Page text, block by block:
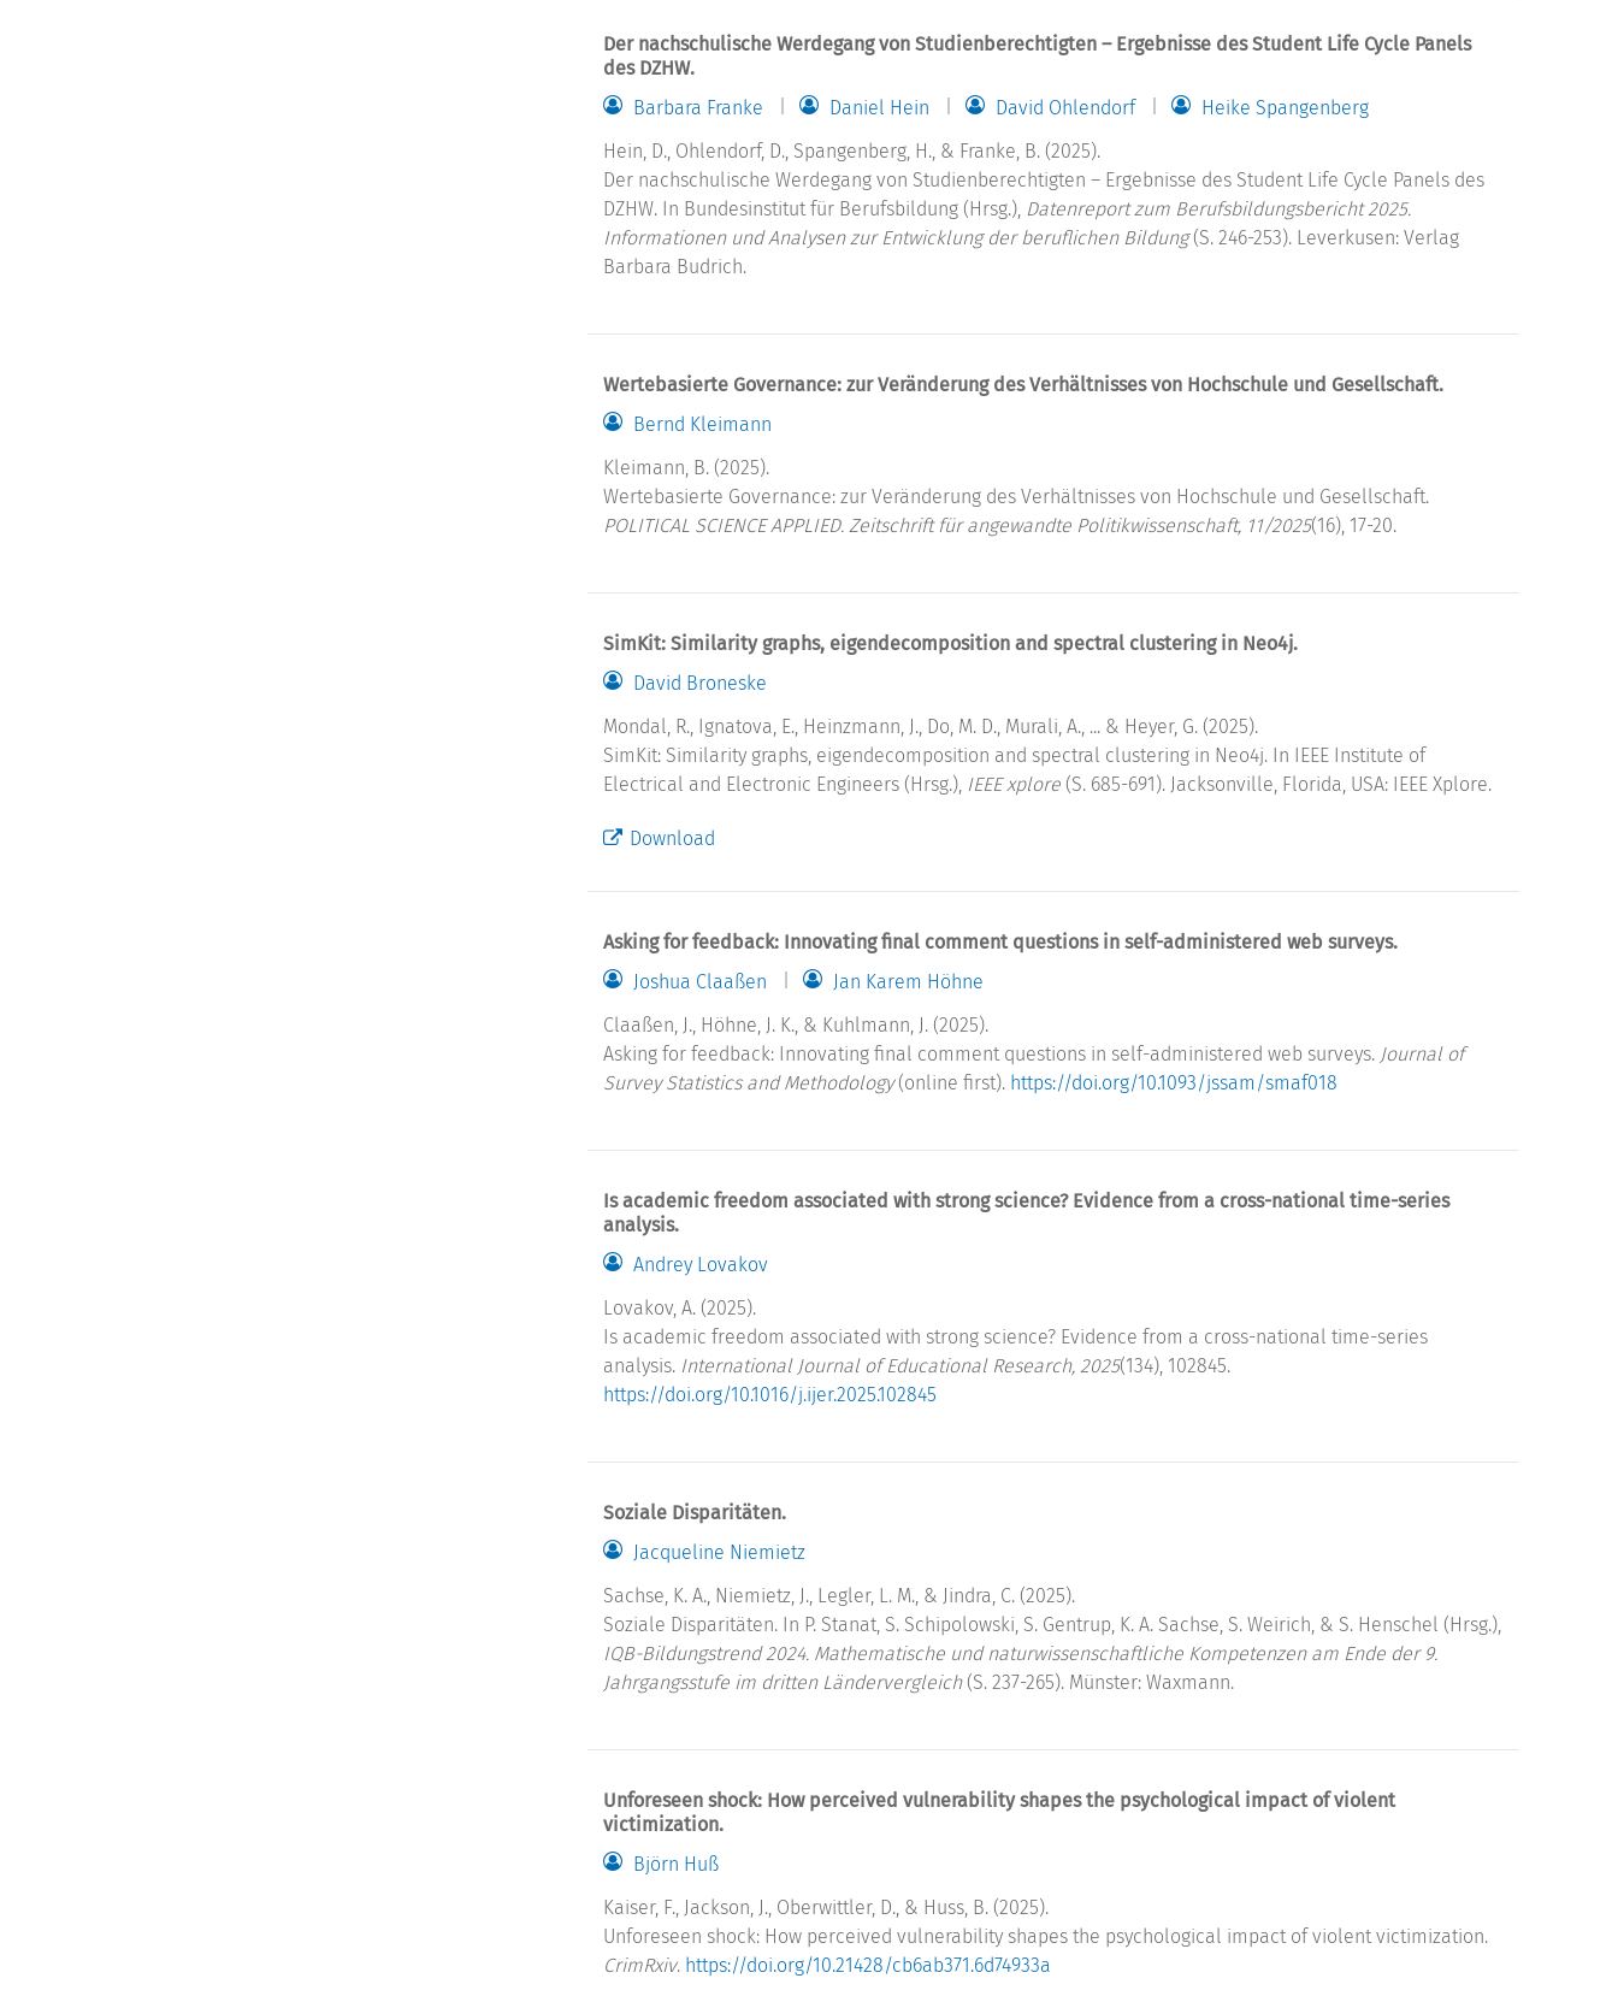
Der nachschulische Werdegang von Studienberechtigten – Ergebnisse des Student Life Cycle Panels
des DZHW.
Barbara Franke
Daniel Hein David Ohlendorf
Heike Spangenberg
Hein, D., Ohlendorf, D., Spangenberg, H., & Franke, B. (2025).
Der nachschulische Werdegang von Studienberechtigten – Ergebnisse des Student Life Cycle Panels des
DZHW. In Bundesinstitut für Berufsbildung (Hrsg.), Datenreport zum Berufsbildungsbericht 2025.
Informationen und Analysen zur Entwicklung der beruflichen Bildung(S. 246-253). Leverkusen: Verlag
Barbara Budrich.
Wertebasierte Governance: zur Veränderung des Verhältnisses von Hochschule und Gesellschaft.
Bernd Kleimann
Kleimann, B. (2025).
Wertebasierte Governance: zur Veränderung des Verhältnisses von Hochschule und Gesellschaft.
POLITICAL SCIENCE APPLIED. Zeitschrift für angewandte Politikwissenschaft, 11/2025(16), 17-20.
SimKit: Similarity graphs, eigendecomposition and spectral clustering in Neo4j.
David Broneske
Mondal, R., Ignatova, E., Heinzmann, J., Do, M. D., Murali, A., ... & Heyer, G. (2025).
SimKit: Similarity graphs, eigendecomposition and spectral clustering in Neo4j. In IEEE Institute of
Electrical and Electronic Engineers (Hrsg.), IEEE xplore (S. 685-691). Jacksonville, Florida, USA: IEEE Xplore.
Download
Asking for feedback: Innovating final comment questions in self-administered web surveys.
Joshua Claaßen
Jan Karem Höhne
Claaßen, J., Höhne, J. K., & Kuhlmann, J. (2025).
Asking for feedback: Innovating final comment questions in self-administered web surveys. Journal of
Survey Statistics and Methodology(online first). https://doi.org/10.1093/jssam/smaf018
Is academic freedom associated with strong science? Evidence from a cross-national time-series
analysis.
Andrey Lovakov
Lovakov, A. (2025).
Is academic freedom associated with strong science? Evidence from a cross-national time-series
analysis. International Journal of Educational Research, 2025(134), 102845.
https://doi.org/10.1016/j.ijer.2025.102845
Soziale Disparitäten.
Jacqueline Niemietz
Sachse, K. A., Niemietz, J., Legler, L. M., & Jindra, C. (2025).
Soziale Disparitäten. In P. Stanat, S. Schipolowski, S. Gentrup, K. A. Sachse, S. Weirich, & S. Henschel (Hrsg.),
IQB-Bildungstrend 2024. Mathematische und naturwissenschaftliche Kompetenzen am Ende der 9.
Jahrgangsstufe im dritten Ländervergleich(S. 237-265). Münster: Waxmann.
Unforeseen shock: How perceived vulnerability shapes the psychological impact of violent
victimization.
Björn Huß
Kaiser, F., Jackson, J., Oberwittler, D., & Huss, B. (2025).
Unforeseen shock: How perceived vulnerability shapes the psychological impact of violent victimization.
CrimRxiv. https://doi.org/10.21428/cb6ab371.6d74933a